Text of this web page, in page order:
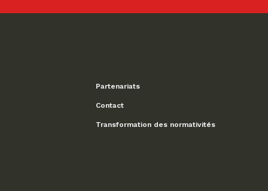
Partenariats
Contact
Transformation des normativités